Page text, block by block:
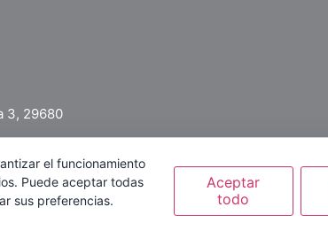
3, 29680
Política de privacidad Política de cookies Tus
a la normativa vigente en nuestras oficinas , asi como la información a
el funcionamiento
Puede aceptar todas
sus preferencias.
Aceptar
todo